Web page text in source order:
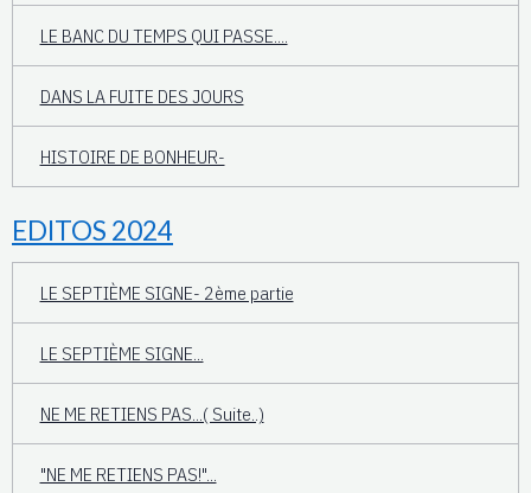
LE BANC DU TEMPS QUI PASSE....
DANS LA FUITE DES JOURS
HISTOIRE DE BONHEUR-
EDITOS 2024
LE SEPTIÈME SIGNE- 2ème partie
LE SEPTIÈME SIGNE...
NE ME RETIENS PAS...( Suite..)
"NE ME RETIENS PAS!"...